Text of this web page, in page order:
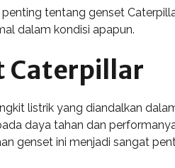
tentang genset
dalam kondisi apapun.
Caterpillar
listrik yang diandalkan
daya tahan dan
genset ini menjadi sangat